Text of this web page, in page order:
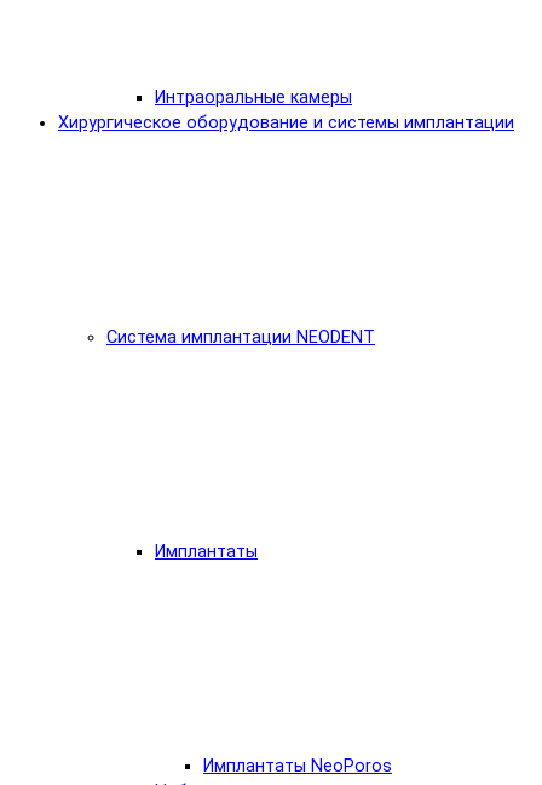
Интраоральные камеры
Хирургическое оборудование и системы имплантации
Система имплантации NEODENT
Имплантаты
Имплантаты NeoPoros